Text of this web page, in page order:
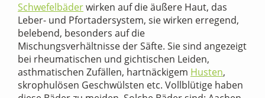
Schwefelbäderwirken auf die äußere Haut, das
Leber- und Pfortadersystem, sie wirken erregend,
belebend, besonders auf die
Mischungsverhältnisse der Säfte. Sie sind angezeigt
bei rheumatischen und gichtischen Leiden,
asthmatischen Zufällen, hartnäckigem Husten,
skrophulösen Geschwülsten etc. Vollblütige haben